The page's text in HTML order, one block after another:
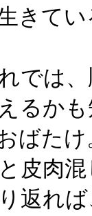
きて
では、
るか
ばた
皮肉
返れ